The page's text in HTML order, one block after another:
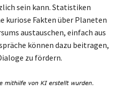
sein kann. Statistiken
kuriose Fakten über Planeten
austauschen, einfach aus
können dazu beitragen,
zu fördern.